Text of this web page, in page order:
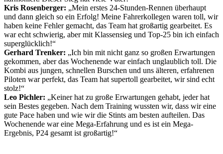
Kris Rosenberger: „Mein erstes 24-Stunden-Rennen überhaupt
und dann gleich so ein Erfolg! Meine Fahrerkollegen waren toll, wir
haben keine Fehler gemacht, das Team hat großartig gearbeitet. Es
war echt schwierig, aber mit Klassensieg und Top-25 bin ich einfach
superglücklich!“
Gerhard Trenker: „Ich bin mit nicht ganz so großen Erwartungen
gekommen, aber das Wochenende war einfach unglaublich toll. Die
Kombi aus jungen, schnellen Burschen und uns älteren, erfahrenen
Piloten war perfekt, das Team hat supertoll gearbeitet, wir sind echt
stolz!“
Leo Pichler: „Keiner hat zu große Erwartungen gehabt, jeder hat
sein Bestes gegeben. Nach dem Training wussten wir, dass wir eine
gute Pace haben und wie wir die Stints am besten aufteilen. Das
Wochenende war eine Mega-Erfahrung und es ist ein Mega-
Ergebnis, P24 gesamt ist großartig!“